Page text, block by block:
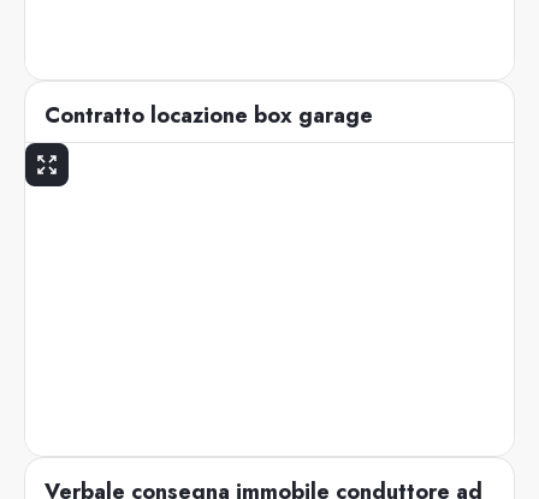
Contratto locazione box garage
Verbale consegna immobile conduttore ad